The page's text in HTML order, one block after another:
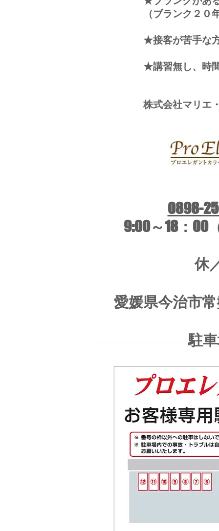
（ブランク２０
★接客が苦手な
★講習無し、時
株式会社マリエ
0898-
9:00～18：00
休
愛媛県今治市
駐